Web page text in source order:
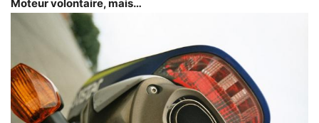
Moteur volontaire, mais…